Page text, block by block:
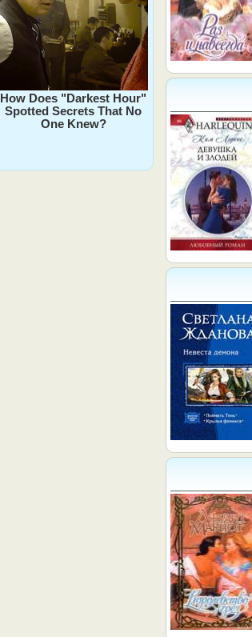
How Does "Darkest Hour"
Spotted Secrets That No
One Knew?